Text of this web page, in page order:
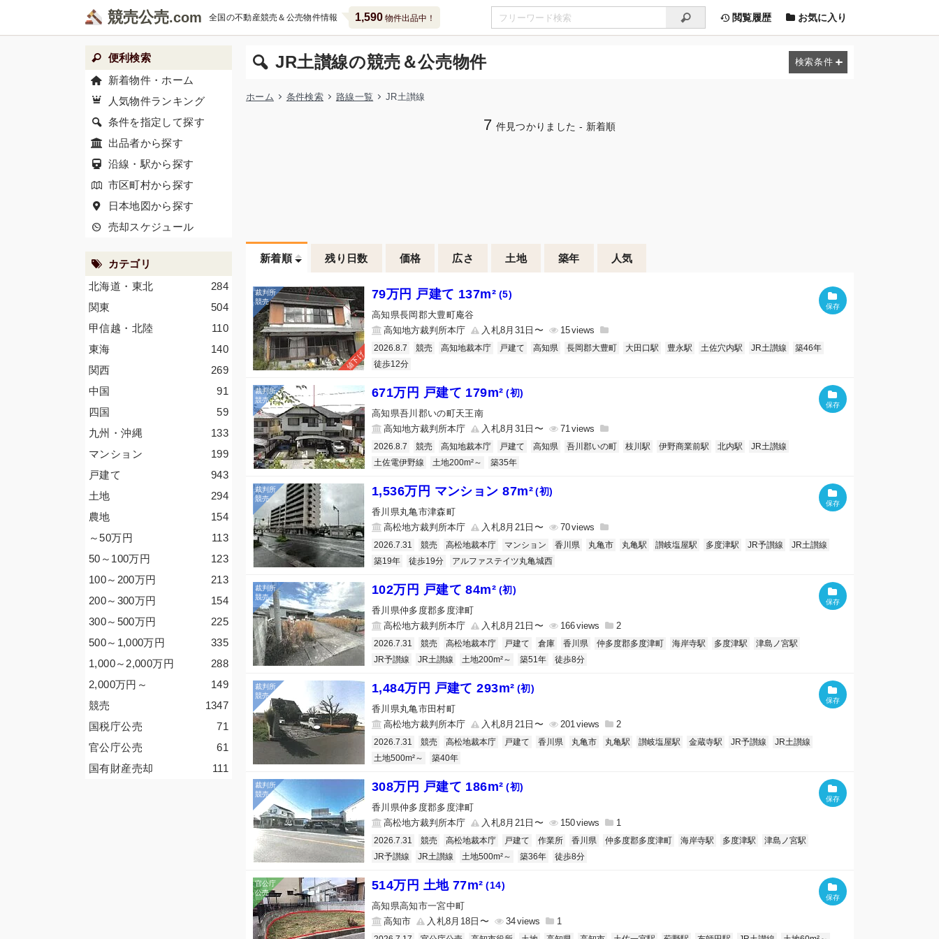
競売公売 全国の不動産競売＆公売物件情報 1,590物件出品中！ 閲覧履歴 お気に入り
JR土讃線の競売＆公売物件
ホーム 条件検索 路線一覧 JR土讃線
7 件見つかりました - 新着順
新着順 残り日数 価格 広さ 土地 築年 人気
値下げ
79万円 戸建て 137m² (5)
高知県長岡郡大豊町庵谷
高知地方裁判所本庁
入札8月31日〜 15
2026.8.7 競売 高知地裁本庁 戸建て 高知県 長岡郡大豊町 大田口駅 豊永駅 土佐穴内駅 JR土讃線
築46年
徒歩12分
671万円 戸建て 179m² (初)
高知県吾川郡いの町天王南
高知地方裁判所本庁
入札8月31日〜 71
2026.8.7 競売 高知地裁本庁 戸建て 高知県 吾川郡いの町 枝川駅 伊野商業前駅 北内駅
JR土讃線
土佐電伊野線
土地200m²～ 築35年
1,536万円 マンション 87m² (初)
香川県丸亀市津森町
高松地方裁判所本庁
入札8月21日〜 70
2026.7.31 競売 高松地裁本庁 マンション 香川県 丸亀市 丸亀駅 讃岐塩屋駅 多度津駅 JR予讃線
JR土讃線
築19年
徒歩19分 アルファステイツ丸亀城西
102万円 戸建て 84m² (初)
香川県仲多度郡多度津町
高松地方裁判所本庁
入札8月21日〜 166 2
2026.7.31 競売 高松地裁本庁 戸建て 倉庫 香川県 仲多度郡多度津町 海岸寺駅 多度津駅
津島ノ宮駅
JR予讃線
JR土讃線 土地200m²～ 築51年 徒歩8分
1,484万円 戸建て 293m² (初)
香川県丸亀市田村町
高松地方裁判所本庁
入札8月21日〜 201 2
2026.7.31 競売 高松地裁本庁 戸建て 香川県 丸亀市 丸亀駅 讃岐塩屋駅 金蔵寺駅 JR予讃線
JR土讃線
土地500m²～
築40年
308万円 戸建て 186m² (初)
香川県仲多度郡多度津町
高松地方裁判所本庁
入札8月21日〜 150 1
2026.7.31 競売 高松地裁本庁 戸建て 作業所 香川県 仲多度郡多度津町 海岸寺駅 多度津駅
津島ノ宮駅
JR予讃線
JR土讃線 土地500m²～ 築36年 徒歩8分
514万円 土地 77m² (14)
高知県高知市一宮中町
高知市
入札8月18日〜 34 1
便利検索
新着物件・ホーム
人気物件ランキング
条件を指定して探す
出品者から探す
沿線・駅から探す
市区町村から探す
日本地図から探す
売却スケジュール
カテゴリ
284
北海道・東北
504
関東
110
甲信越・北陸
140
東海
269
関西
91
中国
59
四国
133
九州・沖縄
199
マンション
943
戸建て
294
土地
154
農地
113
～50万円
123
50～100万円
213
100～200万円
154
200～300万円
225
300～500万円
335
500～1,000万円
288
1,000～2,000万円
149
2,000万円 ～
1347
競売
71
国税庁公売
61
官公庁公売
111
国有財産売却